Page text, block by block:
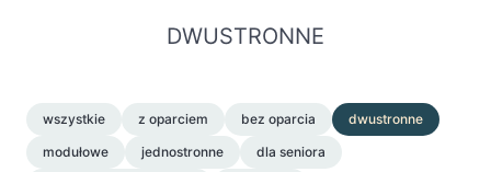
DWUSTRONNE
wszystkie z oparciem bez oparcia
dwustronne
modułowe
jednostronne
dla seniora